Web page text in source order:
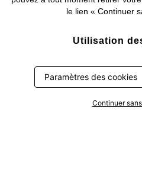
le lien « Continuer
Utilisation
extraites de votre appareil
que nous avons transmises de
établissements d’un profil) ou
Paramètres des cookies
Continuer